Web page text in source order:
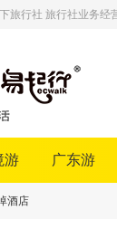
旅行社 旅行社业务经
游 广东游
酒店